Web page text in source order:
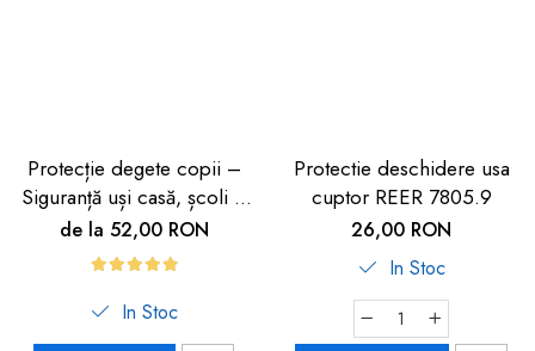
Protecție degete copii –
Siguranță uși casă, școli și
grădinițe
de la 52,00 RON
In Stoc
Protectie deschidere usa
cuptor REER 7805.9
26,00 RON
In Stoc